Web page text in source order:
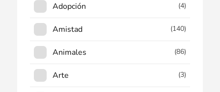
Adopción (4)
Amistad (140)
Animales (86)
Arte (3)